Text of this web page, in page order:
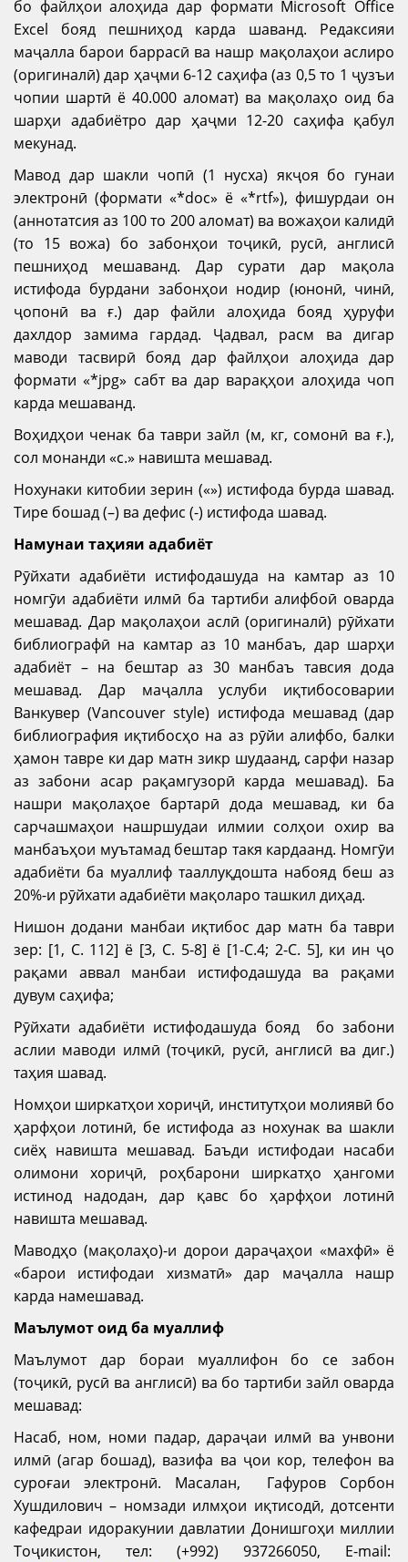
бо файлҳои алоҳида дар формати Microsoft Office
Excel бояд пешниҳод карда шаванд. Редаксияи
маҷалла барои баррасӣ ва нашр мақолаҳои аслиро
(оригиналӣ) дар ҳаҷми 6-12 саҳифа (аз 0,5 то 1 ҷузъи
чопии шартӣ ё 40.000 аломат) ва мақолаҳо оид ба
шарҳи адабиётро дар ҳаҷми 12-20 саҳифа қабул
мекунад.
Мавод дар шакли чопӣ (1 нусха) якҷоя бо гунаи
электронӣ (формати «*doc» ё «*rtf»), фишурдаи он
(аннотатсия аз 100 то 200 аломат) ва вожаҳои калидӣ
(то 15 вожа) бо забонҳои тоҷикӣ, русӣ, англисӣ
пешниҳод мешаванд. Дар сурати дар мақола
истифода бурдани забонҳои нодир (юнонӣ, чинӣ,
ҷопонӣ ва ғ.) дар файли алоҳида бояд ҳуруфи
дахлдор замима гардад. Ҷадвал, расм ва дигар
маводи тасвирӣ бояд дар файлҳои алоҳида дар
формати «*jpg» сабт ва дар варақҳои алоҳида чоп
карда мешаванд.
Воҳидҳои ченак ба таври зайл (м, кг, сомонӣ ва ғ.),
сол монанди «с.» навишта мешавад.
Нохунаки китобии зерин («») истифода бурда шавад.
Тире бошад (–) ва дефис (-) истифода шавад.
Намунаи таҳияи адабиёт
Рӯйхати адабиёти истифодашуда на камтар аз 10
номгӯи адабиёти илмӣ ба тартиби алифбоӣ оварда
мешавад. Дар мақолаҳои аслӣ (оригиналӣ) рӯйхати
библиографӣ на камтар аз 10 манбаъ, дар шарҳи
адабиёт – на бештар аз 30 манбаъ тавсия дода
мешавад. Дар маҷалла услуби иқтибосоварии
Ванкувер (Vancouver style) истифода мешавад (дар
библиография иқтибосҳо на аз рӯйи алифбо, балки
ҳамон тавре ки дар матн зикр шудаанд, сарфи назар
аз забони асар рақамгузорӣ карда мешавад). Ба
нашри мақолаҳое бартарӣ дода мешавад, ки ба
сарчашмаҳои нашршудаи илмии солҳои охир ва
манбаъҳои муътамад бештар такя кардаанд. Номгӯи
адабиёти ба муаллиф тааллуқдошта набояд беш аз
20%-и рӯйхати адабиёти мақоларо ташкил диҳад.
Нишон додани манбаи иқтибос дар матн ба таври
зер: [1, С. 112] ё [3, С. 5-8] ё [1-С.4; 2-С. 5], ки ин ҷо
рақами аввал манбаи истифодашуда ва рақами
дувум саҳифа;
Рӯйхати адабиёти истифодашуда бояд бо забони
аслии маводи илмӣ (тоҷикӣ, русӣ, англисӣ ва диг.)
таҳия шавад.
Номҳои ширкатҳои хориҷӣ, институтҳои молиявӣ бо
ҳарфҳои лотинӣ, бе истифода аз нохунак ва шакли
сиёҳ навишта мешавад. Баъди истифодаи насаби
олимони хориҷӣ, роҳбарони ширкатҳо ҳангоми
истинод надодан, дар қавс бо ҳарфҳои лотинӣ
навишта мешавад.
Маводҳо (мақолаҳо)-и дорои дараҷаҳои «махфӣ» ё
«барои истифодаи хизматӣ» дар маҷалла нашр
карда намешавад.
Маълумот оид ба муаллиф
Маълумот дар бораи муаллифон бо се забон
(тоҷикӣ, русӣ ва англисӣ) ва бо тартиби зайл оварда
мешавад:
Насаб, ном, номи падар, дараҷаи илмӣ ва унвони
илмӣ (агар бошад), вазифа ва ҷои кор, телефон ва
суроғаи электронӣ. Масалан, Гафуров Сорбон
Хушдилович – номзади илмҳои иқтисодӣ, дотсенти
кафедраи идоракунии давлатии Донишгоҳи миллии
Тоҷикистон, тел: (+992) 937266050, E-mail: